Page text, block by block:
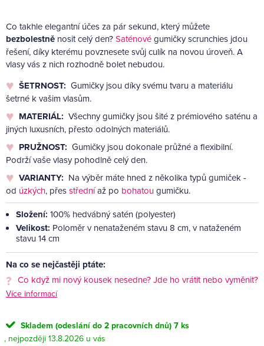
Co takhle elegantní účes za pár sekund, který můžete
bezbolestně nosit celý den?Saténovégumičky scrunchies jdou
řešení, díky kterému povznesete svůj culík na novou úroveň. A
vlasy vás z nich rozhodně bolet nebudou.
ŠETRNOST: Gumičky jsou díky svému tvaru a materiálu
šetrné k vašim vlasům.
MATERIÁL: Všechny gumičky jsou šité z prémiového saténu a
jiných luxusních, přesto odolných materiálů.
PRUŽNOST: Gumičky jsou dokonale průžné a flexibilní.
Podrží vaše vlasy pohodlně celý den.
VARIANTY: Na výběr máte hned z několika typů gumiček -
od úzkých, přesstředníaž po bohatougumičku.
Složení: 100% hedvábný satén (polyester)
Velikost: Poloměr v nenataženém stavu 8 cm, v nataženém
stavu 14 cm
Na co se nejčastěji ptáte:
Co když mi nový kousek nesedne? Jde ho vrátit nebo vyměnit?
Více informací
Skladem (odeslání do 2 pracovních dnů)7 ks
13.8.2026